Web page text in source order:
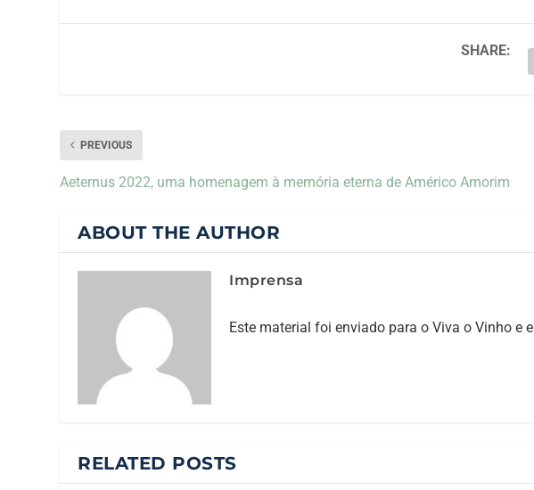
SHARE:
PREVIOUS
Aeternus 2022, uma homenagem à memória eterna de Américo Amorim
ABOUT THE AUTHOR
Imprensa
Este material foi enviado para o Viva o Vinho e
RELATED POSTS